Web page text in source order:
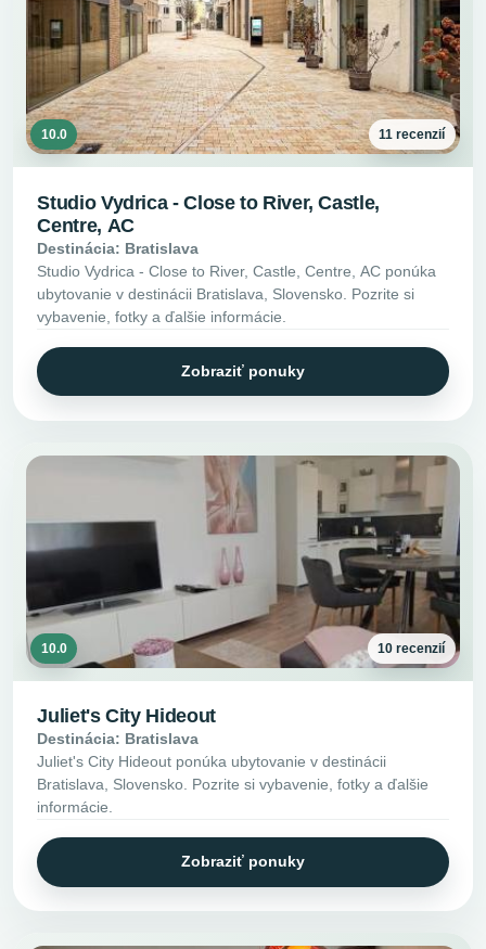
10.0 11 recenzií
Studio Vydrica - Close to River, Castle,
Centre, AC
Destinácia: Bratislava
Studio Vydrica - Close to River, Castle, Centre, AC ponúka
ubytovanie v destinácii Bratislava, Slovensko. Pozrite si
vybavenie, fotky a ďalšie informácie.
Zobraziť ponuky
10.0 10 recenzií
Juliet's City Hideout
Destinácia: Bratislava
Juliet's City Hideout ponúka ubytovanie v destinácii
Bratislava, Slovensko. Pozrite si vybavenie, fotky a ďalšie
informácie.
Zobraziť ponuky